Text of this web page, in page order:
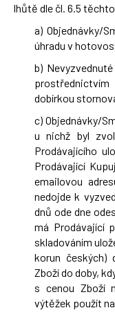
lhůtě dle čl. 6.5
a) Objednávky/
úhradu v
b)
dobírkou
c) Objednávky/
u nichž byl
Prodávajícího
Prodávající
emailovou
nedojde k
dnů ode dne
má Prodávající
skladováním
korun českých)
Zboží do doby,
s cenou Zboží
výtěžek použít